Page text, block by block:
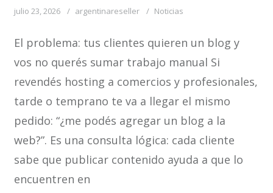
julio 23, 2026 argentinareseller Noticias
El problema: tus clientes quieren un blog y
vos no querés sumar trabajo manual Si
revendés hosting a comercios y profesionales,
tarde o temprano te va a llegar el mismo
pedido: “¿me podés agregar un blog a la
web?”. Es una consulta lógica: cada cliente
sabe que publicar contenido ayuda a que lo
encuentren en